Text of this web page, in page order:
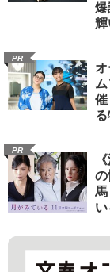
爆
輝
PR
PR
の
馬
い